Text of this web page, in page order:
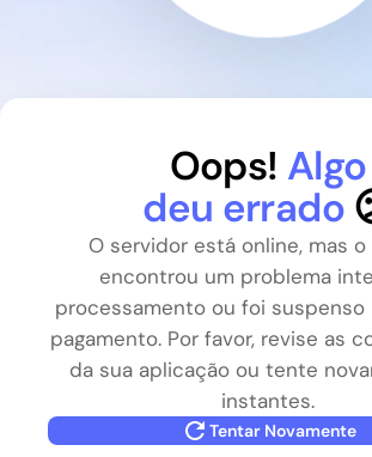
Oops! Algo
deu errado
O servidor está online, mas
encontrou um problema
processamento ou foi
pagamento. Por favor, revise as
da sua aplicação ou tente
instantes.
Tentar Novamente